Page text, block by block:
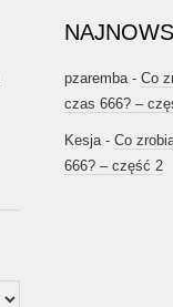
pzaremba- Co
czas 666? –
Kesja- Co
666? – część 2